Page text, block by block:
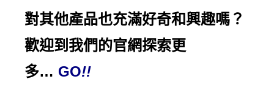
對其他產品也充滿好奇和興趣嗎？
歡迎到我們的官網探索更
多… GO!!